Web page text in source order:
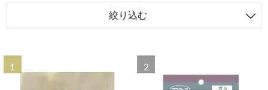
絞り込む
1 2